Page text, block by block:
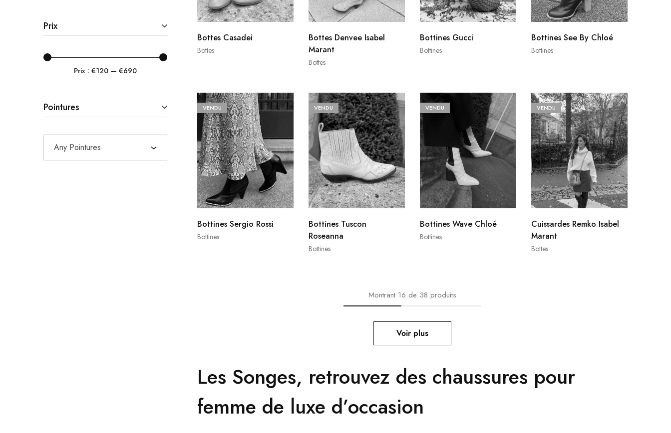
Bottes
Bottes Casadei
Bottes
Bottes Denvee Isabel
Marant
Bottines
Bottines Gucci
Bottines
Bottines See By Chloé
VENDU
Bottines
Bottines Sergio Rossi
VENDU
Bottines
Bottines Tuscon
Roseanna
VENDU
Bottines
Bottines Wave Chloé
VENDU
Bottes
Cuissardes Remko Isabel
Marant
Montrant16 de 38 produits
Voir plus
Les Songes, retrouvez des chaussures pour
femme de luxe d’occasion
Gucci
Isabel Marant
Jérôme Dreyfuss
Jimmy Choo
Louis Vuitton
Prix
Prix : €120— €690
Pointures
Any Pointures